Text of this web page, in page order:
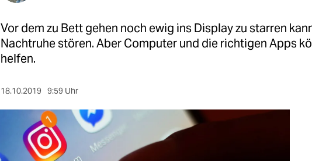
Vor dem zu Bett gehen noch ewig ins Display zu starren
Nachtruhe stören. Aber Computer und die richtigen Apps
helfen.
18.10.2019 9:59 Uhr